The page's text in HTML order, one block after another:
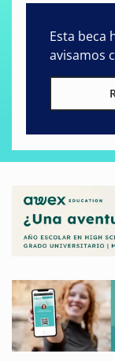
Esta beca
avisamos